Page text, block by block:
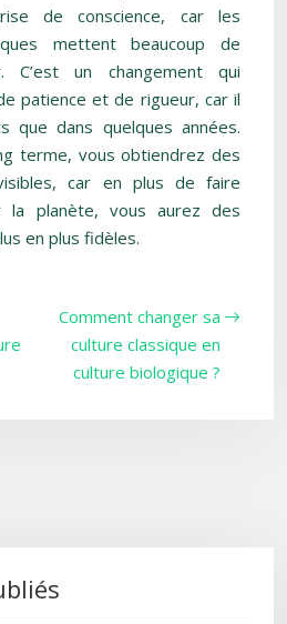
de conscience, car les
mettent beaucoup de
C’est un changement qui
patience et de rigueur, car il
que dans quelques années.
terme, vous obtiendrez des
car en plus de faire
la planète, vous aurez des
en plus fidèles.
Comment changer sa
culture classique en
culture biologique ?